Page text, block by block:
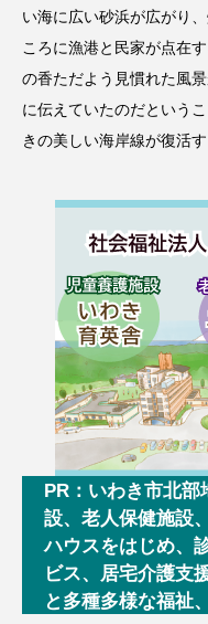
い海に広い砂浜が広がり
ころに漁港と民家が点在
の香ただよう見慣れた風
に伝えていたのだという
きの美しい海岸線が復活す
PR：いわき市北
設、老人保健施設
ハウスをはじめ、
ビス、居宅介護支
と多種多様な福祉